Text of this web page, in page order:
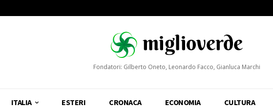
Fondatori: Gilberto Oneto, Leonardo Facco, Gianluca Marchi
ITALIA ESTERI CRONACA ECONOMIA CULTURA